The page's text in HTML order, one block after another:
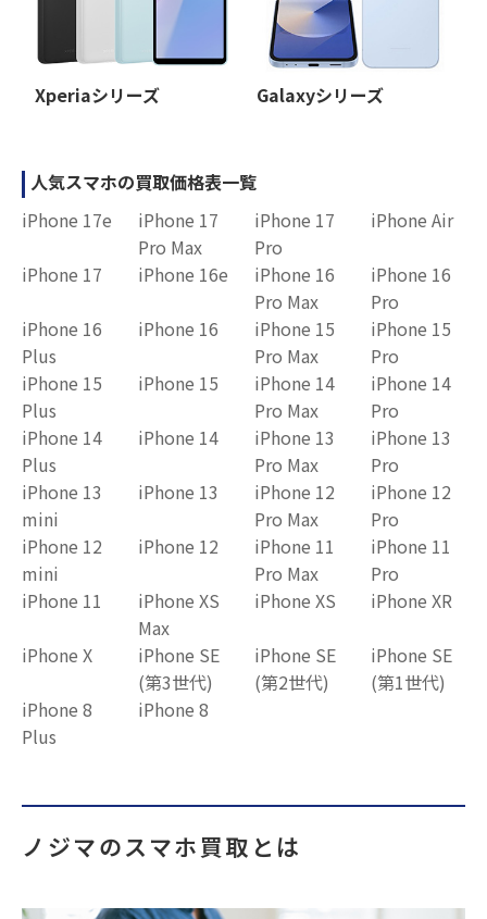
Xperiaシリーズ Galaxyシリーズ
人気スマホの買取価格表一覧
iPhone 17e
iPhone 17
Pro Max
iPhone 17
Pro
iPhone Air
iPhone 17 iPhone 16e
iPhone 16
Pro Max
iPhone 16
Pro
iPhone 16
Plus
iPhone 16
iPhone 15
Pro Max
iPhone 15
Pro
iPhone 15
Plus
iPhone 15
iPhone 14
Pro Max
iPhone 14
Pro
iPhone 14
Plus
iPhone 14
iPhone 13
Pro Max
iPhone 13
Pro
iPhone 13
mini
iPhone 13
iPhone 12
Pro Max
iPhone 12
Pro
iPhone 12
mini
iPhone 12
iPhone 11
Pro Max
iPhone 11
Pro
iPhone 11
iPhone XS
Max
iPhone XS iPhone XR
iPhone X
iPhone SE
(第3世代)
iPhone SE
(第2世代)
iPhone SE
(第1世代)
iPhone 8
Plus
iPhone 8
ノジマのスマホ買取とは